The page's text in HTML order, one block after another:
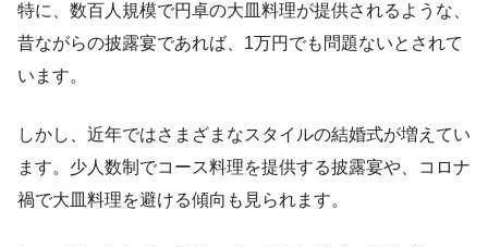
特に、数百人規模で円卓の大皿料理が提供されるような、
昔ながらの披露宴であれば、1万円でも問題ないとされて
います。
しかし、近年ではさまざまなスタイルの結婚式が増えてい
ます。少人数制でコース料理を提供する披露宴や、コロナ
禍で大皿料理を避ける傾向も見られます。